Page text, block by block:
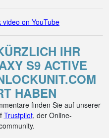
on YouTube
IHR
S9 ACTIVE
HABEN
finden Sie auf unserer
Trustpilot, der Online-